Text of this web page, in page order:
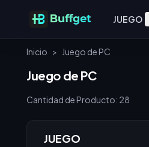
JUEGO
Inicio > Juego de PC
Juego de PC
Cantidad de Producto: 28
JUEGO